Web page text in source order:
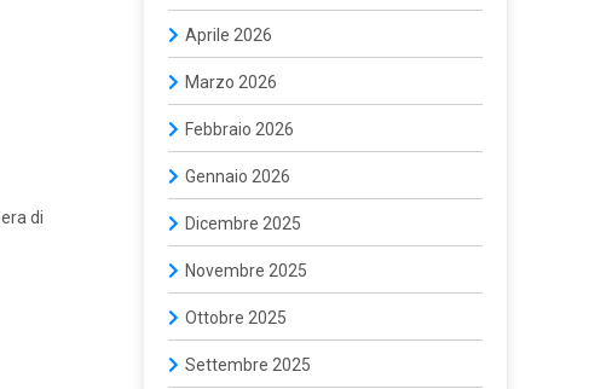
di
Aprile 2026
Marzo 2026
Febbraio 2026
Gennaio 2026
Dicembre 2025
Novembre 2025
Ottobre 2025
Settembre 2025